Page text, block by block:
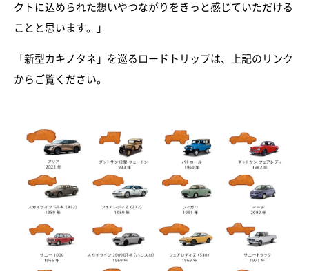
クトに込められた想いやつながりをきっと感じていただける
ことと思います。」
「新型カキノタネ」を巡るロードトリップは、上記のリンク
からご覧ください。